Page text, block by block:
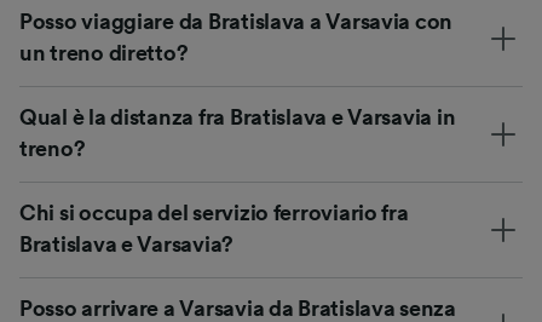
Posso viaggiare da Bratislava a Varsavia con
un treno diretto?
Qual è la distanza fra Bratislava e Varsavia in
treno?
Chi si occupa del servizio ferroviario fra
Bratislava e Varsavia?
Posso arrivare a Varsavia da Bratislava senza